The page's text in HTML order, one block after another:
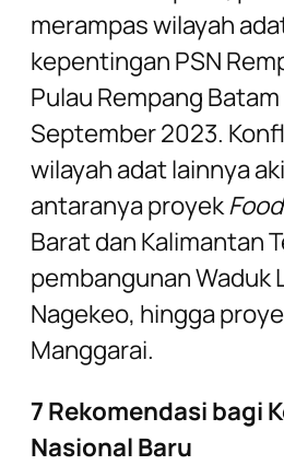
merampas wilayah
kepentingan PSN
Pulau Rempang
September 2023.
wilayah adat lainnya
antaranya proyek
Barat dan Kalimantan
pembangunan Waduk
Nagekeo, hingga
Manggarai.
7 Rekomendasi bagi
Nasional Baru